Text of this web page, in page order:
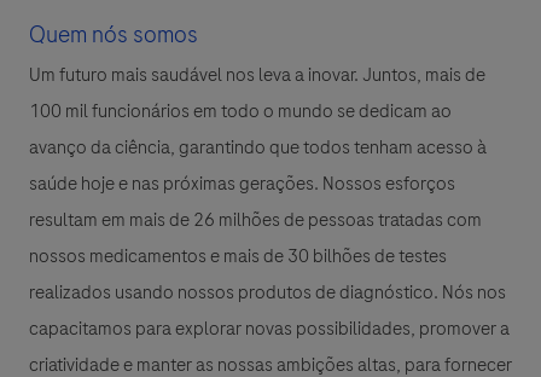
Quem nós somos
Um futuro mais saudável nos leva a inovar. Juntos, mais de
100 mil funcionários em todo o mundo se dedicam ao
avanço da ciência, garantindo que todos tenham acesso à
saúde hoje e nas próximas gerações. Nossos esforços
resultam em mais de 26 milhões de pessoas tratadas com
nossos medicamentos e mais de 30 bilhões de testes
realizados usando nossos produtos de diagnóstico. Nós nos
capacitamos para explorar novas possibilidades, promover a
criatividade e manter as nossas ambições altas, para fornecer